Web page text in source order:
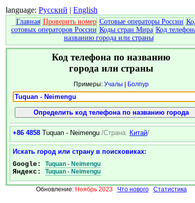
language: Русский | English
Главная Проверить номер Сотовые операторы России
сотовых операторов России Коды стран Мира Код
названию города или страны
Код телефона по названию
города или страны
Примеры: Учалы | Болпур
+86 4858 Tuquan - Neimengu /Страна: Китай/
Искать город или страну в поисковиках:
Google: Tuquan - Neimengu
Яндекс: Tuquan - Neimengu
Обновление: Ноябрь 2023 Что нового Статистика